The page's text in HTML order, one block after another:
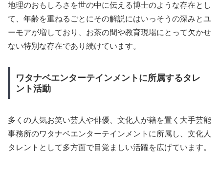
地理のおもしろさを世の中に伝える博士のような存在とし
て、年齢を重ねるごとにその解説にはいっそうの深みとユ
ーモアが増しており、お茶の間や教育現場にとって欠かせ
ない特別な存在であり続けています。
ワタナベエンターテインメントに所属するタレ
ント活動
多くの人気お笑い芸人や俳優、文化人が籍を置く大手芸能
事務所のワタナベエンターテインメントに所属し、文化人
タレントとして多方面で目覚ましい活躍を広げています。